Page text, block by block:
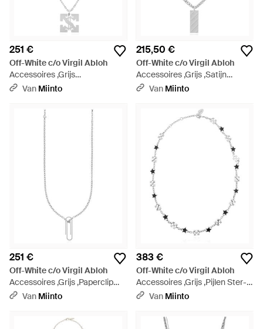
251 €
Off-White c/o Virgil Abloh
Accessoires ,Grijs
,Hangerketting - Metallic
Van Miinto
215,50 €
Off-White c/o Virgil Abloh
Accessoires ,Grijs ,Satijn
Hangerketting - Metallic
Van Miinto
251 €
Off-White c/o Virgil Abloh
Accessoires ,Grijs ,Paperclip
Ketting - Metallic
Van Miinto
383 €
Off-White c/o Virgil Abloh
Accessoires ,Grijs ,Pijlen Ster-
Motief Ketting - Metallic
Van Miinto